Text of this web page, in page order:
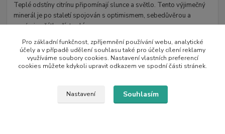
Teplé odstíny citrínu připomínají slunce a světlo. Tento výjimečný
minerál je po staletí spojován s optimismem, sebedůvěrou a
novými začátky.číst celé
Pro základní funkčnost, zpříjemnění používání webu, analytické
účely a v případě udělení souhlasu také pro účely cílení reklamy
využíváme soubory cookies. Nastavení vlastních preferencí
cookies můžete kdykoli upravit odkazem ve spodní části stránek.
Nastavení Souhlasím